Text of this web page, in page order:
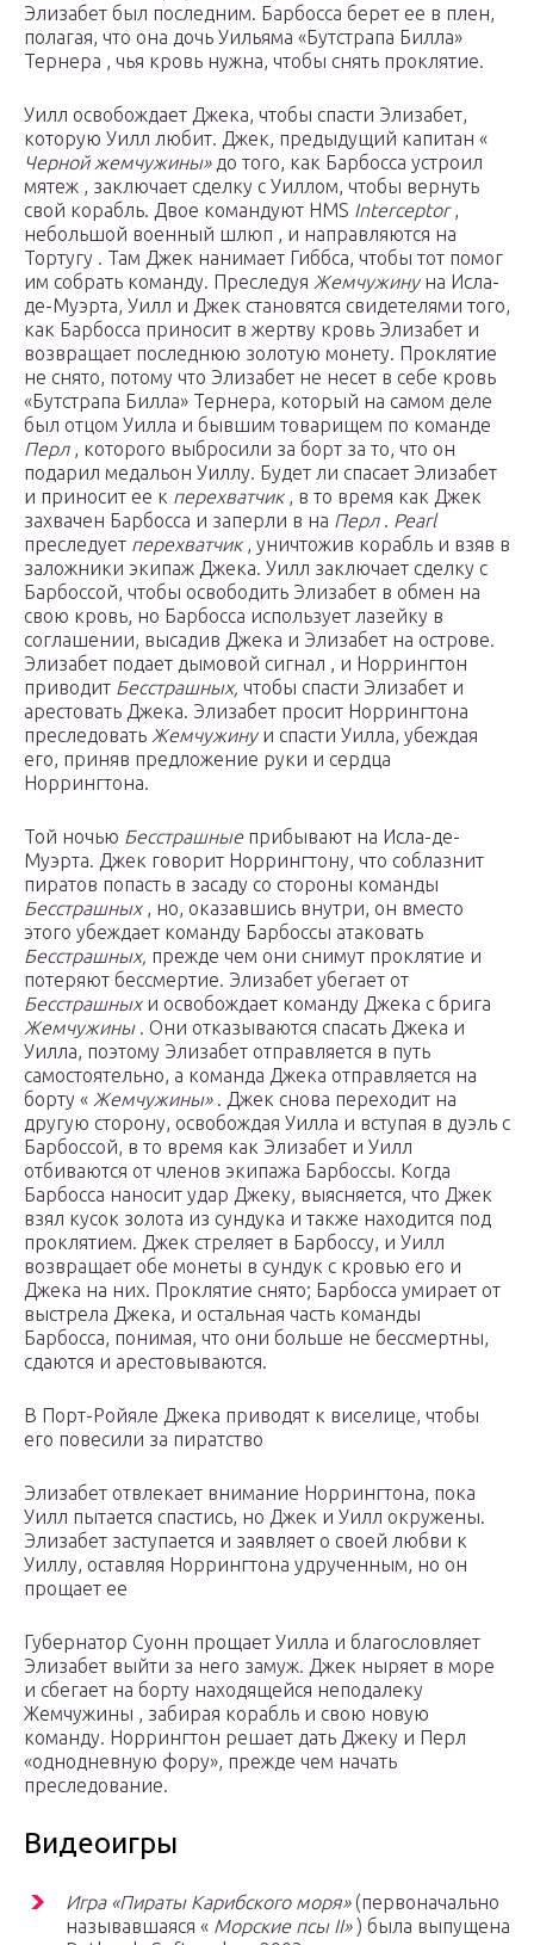
Элизабет был последним. Барбосса берет ее в плен,
полагая, что она дочь Уильяма «Бутстрапа Билла»
Тернера , чья кровь нужна, чтобы снять проклятие.
Уилл освобождает Джека, чтобы спасти Элизабет,
которую Уилл любит. Джек, предыдущий капитан «
Черной жемчужины»до того, как Барбосса устроил
мятеж , заключает сделку с Уиллом, чтобы вернуть
свой корабль. Двое командуют HMS Interceptor,
небольшой военный шлюп , и направляются на
Тортугу . Там Джек нанимает Гиббса, чтобы тот помог
им собрать команду. Преследуя Жемчужинуна Исла-
де-Муэрта, Уилл и Джек становятся свидетелями того,
как Барбосса приносит в жертву кровь Элизабет и
возвращает последнюю золотую монету. Проклятие
не снято, потому что Элизабет не несет в себе кровь
«Бутстрапа Билла» Тернера, который на самом деле
был отцом Уилла и бывшим товарищем по команде
Перл, которого выбросили за борт за то, что он
подарил медальон Уиллу. Будет ли спасает Элизабет
и приносит ее к перехватчик, в то время как Джек
захвачен Барбосса и заперли в на Перл. Pearl
преследует перехватчик, уничтожив корабль и взяв в
заложники экипаж Джека. Уилл заключает сделку с
Барбоссой, чтобы освободить Элизабет в обмен на
свою кровь, но Барбосса использует лазейку в
соглашении, высадив Джека и Элизабет на острове.
Элизабет подает дымовой сигнал , и Норрингтон
приводит Бесстрашных, чтобы спасти Элизабет и
арестовать Джека. Элизабет просит Норрингтона
преследовать Жемчужинуи спасти Уилла, убеждая
его, приняв предложение руки и сердца
Норрингтона.
Той ночью Бесстрашныеприбывают на Исла-де-
Муэрта. Джек говорит Норрингтону, что соблазнит
пиратов попасть в засаду со стороны команды
Бесстрашных, но, оказавшись внутри, он вместо
этого убеждает команду Барбоссы атаковать
Бесстрашных, прежде чем они снимут проклятие и
потеряют бессмертие. Элизабет убегает от
Бесстрашныхи освобождает команду Джека с брига
Жемчужины. Они отказываются спасать Джека и
Уилла, поэтому Элизабет отправляется в путь
самостоятельно, а команда Джека отправляется на
борту « Жемчужины». Джек снова переходит на
другую сторону, освобождая Уилла и вступая в дуэль с
Барбоссой, в то время как Элизабет и Уилл
отбиваются от членов экипажа Барбоссы. Когда
Барбосса наносит удар Джеку, выясняется, что Джек
взял кусок золота из сундука и также находится под
проклятием. Джек стреляет в Барбоссу, и Уилл
возвращает обе монеты в сундук с кровью его и
Джека на них. Проклятие снято; Барбосса умирает от
выстрела Джека, и остальная часть команды
Барбосса, понимая, что они больше не бессмертны,
сдаются и арестовываются.
В Порт-Ройяле Джека приводят к виселице, чтобы
его повесили за пиратство
Элизабет отвлекает внимание Норрингтона, пока
Уилл пытается спастись, но Джек и Уилл окружены.
Элизабет заступается и заявляет о своей любви к
Уиллу, оставляя Норрингтона удрученным, но он
прощает ее
Губернатор Суонн прощает Уилла и благословляет
Элизабет выйти за него замуж. Джек ныряет в море
и сбегает на борту находящейся неподалеку
Жемчужины , забирая корабль и свою новую
команду. Норрингтон решает дать Джеку и Перл
«однодневную фору», прежде чем начать
преследование.
Видеоигры
Игра «Пираты Карибского моря»(первоначально
называвшаяся « Морские псы II») была выпущена